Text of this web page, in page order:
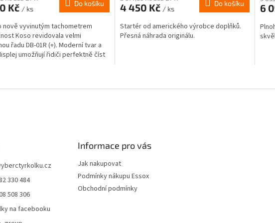
Kč / ks
Do košíku
nově vyvinutým tachometrem
Koso revidovala velmi
řadu DB-01R (+). Moderní tvar a
umožňují řidiči perfektně číst
4 450 Kč / ks
Do košíku
Startér od amerického výrobce doplňků.
Přesná náhrada originálu.
6
v
330 484
508 306
na facebooku
Informace pro vás
Jak nakupovat
Podmínky nákupu Essox
Obchodní podmínky